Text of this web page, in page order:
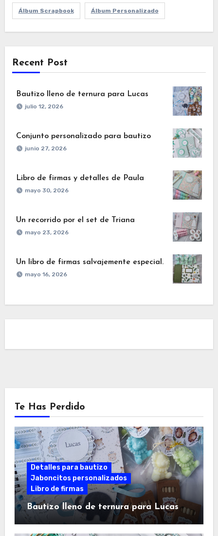
Álbum Scrapbook Álbum Personalizado
Recent Post
Bautizo lleno de ternura para Lucas
julio 12, 2026
Conjunto personalizado para bautizo
junio 27, 2026
Libro de firmas y detalles de Paula
mayo 30, 2026
Un recorrido por el set de Triana
mayo 23, 2026
Un libro de firmas salvajemente especial.
mayo 16, 2026
Te Has Perdido
Detalles para bautizo
Jaboncitos personalizados
Libro de firmas
Bautizo lleno de ternura para Lucas